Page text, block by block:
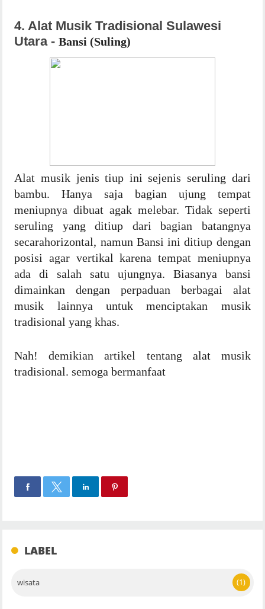
4. Alat Musik Tradisional Sulawesi
Utara -Bansi (Suling)
Alat musik jenis tiup ini sejenis seruling dari
bambu. Hanya saja bagian ujung tempat
meniupnya dibuat agak melebar. Tidak seperti
seruling yang ditiup dari bagian batangnya
secarahorizontal, namun Bansi ini ditiup dengan
posisi agar vertikal karena tempat meniupnya
ada di salah satu ujungnya. Biasanya bansi
dimainkan dengan perpaduan berbagai alat
musik lainnya untuk menciptakan musik
tradisional yang khas.
Nah! demikian artikel tentang alat musik
tradisional. semoga bermanfaat
LABEL
wisata (1)